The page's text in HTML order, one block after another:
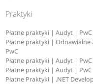
Praktyki
Płatne praktyki | Audyt | PwC
Płatne praktyki |
PwC
Płatne praktyki | Audyt | PwC
Płatne praktyki | Audyt | PwC
Płatne Praktyki | .NET